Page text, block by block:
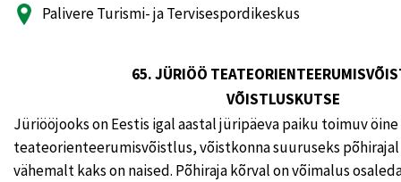
Palivere Turismi- ja Tervisespordikeskus
65. JÜRIÖÖ
VÕISTLUSKUTSE
Jüriööjooks on Eestis igal aastal jüripäeva paiku toimuv öine
teateorienteerumisvõistlus, võistkonna suuruseks
vähemalt kaks on naised. Põhiraja kõrval on võimalus